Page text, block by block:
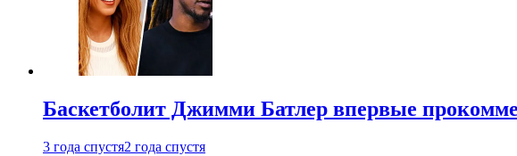
Баскетболит Джимми Батлер впервые
3 года спустя2 года спустя